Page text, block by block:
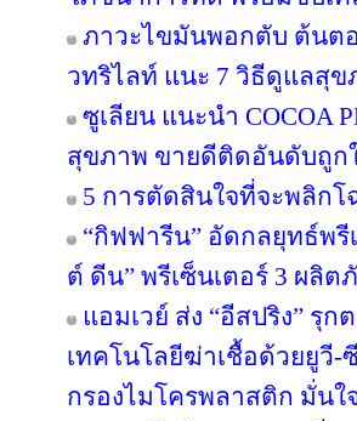
ภาวะไขมันพอกตับ ต้นต
วทริไลท์ แนะ 7 วิธีดูแลสุ
ซูเลียน แนะนำ COCOA
สุขภาพ ขายดีติดอันดับถูก
5 การตัดสินใจที่จะพลิก
“กิฟฟารีน” อัดกลยุทธ์พ
ต์ ดีน” พรีเซ็นเตอร์ 3 ผลิ
แอมเวย์ ส่ง “อีสปริง” รุ
เทคโนโลยีฆ่าเชื้อด้วยยู
กรองไมโครพลาสติก มั่นใ